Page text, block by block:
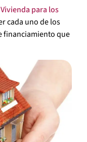
para los
cada uno de los
financiamiento que